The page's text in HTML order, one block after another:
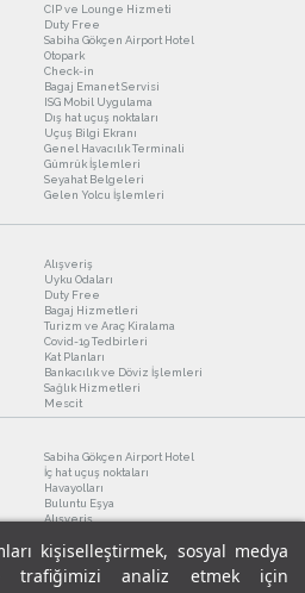
kişiselleştirmek, sosyal medya
trafiğimizi analiz etmek için
CIP ve Lounge Hizmeti
Duty Free
Sabiha Gökçen Airport Hotel
Otopark
Check-in
Bagaj Emanet Servisi
ISG Mobil Uygulama
Dış hat uçuş noktaları
Uçuş Bilgi Ekranı
Genel Havacılık Terminali
Gümrük İşlemleri
Seyahat Belgeleri
Gelen Yolcu İşlemleri
Alışveriş
Uyku Odaları
Duty Free
Bagaj Hizmetleri
Turizm ve Araç Kiralama
Covid-19 Tedbirleri
Kat Planları
Bankacılık ve Döviz İşlemleri
Sağlık Hizmetleri
Mescit
Sabiha Gökçen Airport Hotel
İç hat uçuş noktaları
Havayolları
Buluntu Eşya
Alışveriş